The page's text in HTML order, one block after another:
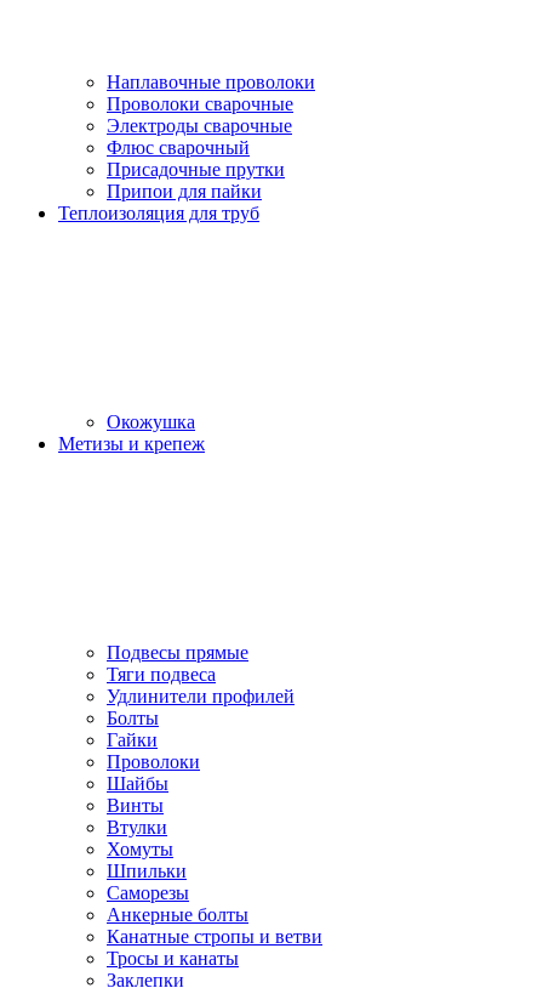
Наплавочные проволоки
Проволоки сварочные
Электроды сварочные
Флюс сварочный
Присадочные прутки
Припои для пайки
Теплоизоляция для труб
Окожушка
Метизы и крепеж
Подвесы прямые
Тяги подвеса
Удлинители профилей
Болты
Гайки
Проволоки
Шайбы
Винты
Втулки
Хомуты
Шпильки
Саморезы
Анкерные болты
Канатные стропы и ветви
Тросы и канаты
Заклепки